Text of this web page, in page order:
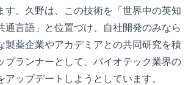
す。久野は、この技術を「世界中の英知
通言語」と位置づけ、自社開発のみなら
製薬企業やアカデミアとの共同研究を積
プランナーとして、バイオテック業界の
アップデートしようとしています。